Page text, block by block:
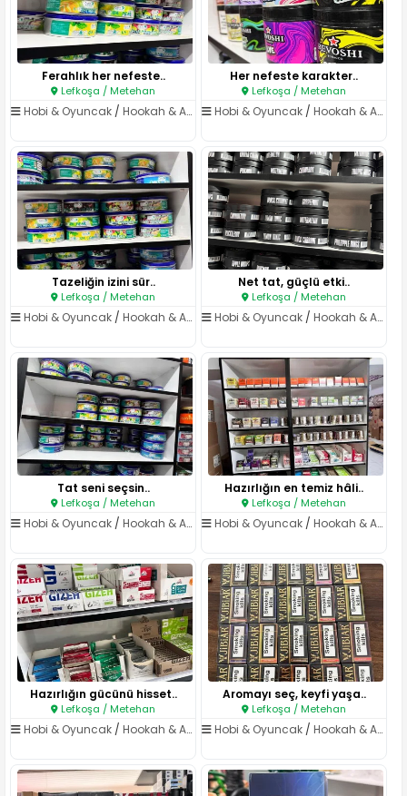
Ferahlık her nefeste..
Lefkoşa / Metehan
Hobi & Oyuncak / Hookah & Aksesuar
Her nefeste karakter..
Lefkoşa / Metehan
Hobi & Oyuncak /Hookah & Aksesuar
Tazeliğin izini sür..
Lefkoşa / Metehan
Hobi & Oyuncak / Hookah & Aksesuar
Net tat, güçlü etki..
Lefkoşa / Metehan
Hobi & Oyuncak /Hookah & Aksesuar
Tat seni seçsin..
Lefkoşa / Metehan
Hobi & Oyuncak / Hookah & Aksesuar
Hazırlığın en temiz hâli..
Lefkoşa / Metehan
Hobi & Oyuncak /Hookah & Aksesuar
Hazırlığın gücünü hisset..
Lefkoşa / Metehan
Hobi & Oyuncak / Hookah & Aksesuar
Aromayı seç, keyfi yaşa..
Lefkoşa / Metehan
Hobi & Oyuncak /Hookah & Aksesuar